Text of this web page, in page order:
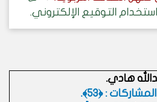
استخدام التوقيع الإلكتروني.
هادي.
: ﴿53﴾.